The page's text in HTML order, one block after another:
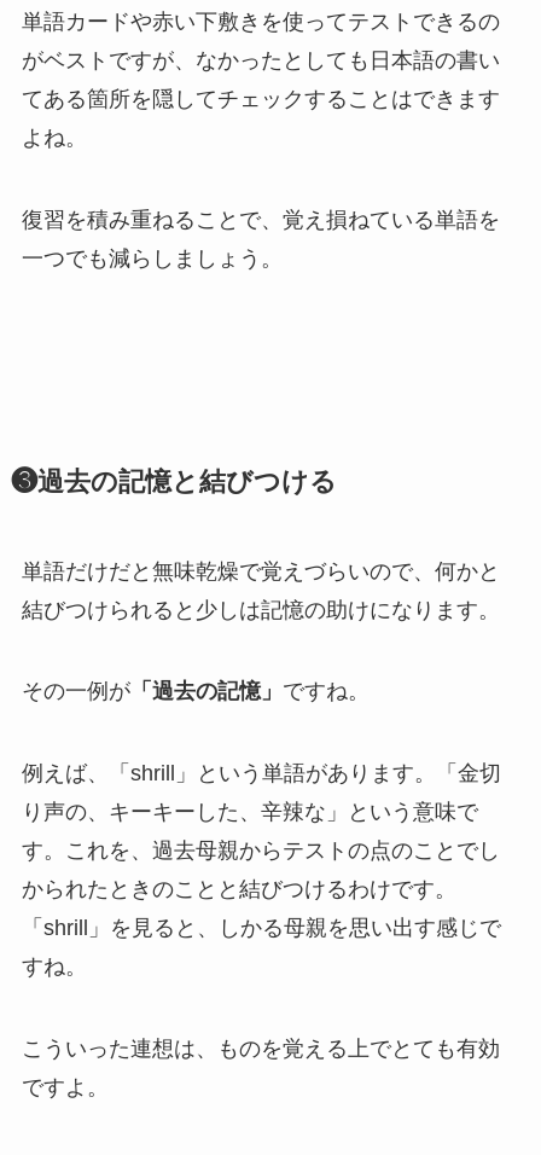
単語カードや赤い下敷きを使ってテストできるの
がベストですが、なかったとしても日本語の書い
てある箇所を隠してチェックすることはできます
よね。
復習を積み重ねることで、覚え損ねている単語を
一つでも減らしましょう。
❸過去の記憶と結びつける
単語だけだと無味乾燥で覚えづらいので、何かと
結びつけられると少しは記憶の助けになります。
その一例が「過去の記憶」 ですね。
例えば、「shrill」という単語があります。「金切
り声の、キーキーした、辛辣な」という意味で
す。
これを、過去母親からテストの点のことでし
かられたときのことと結びつけるわけです。
「shrill」を見ると、しかる母親を思い出す感じで
すね。
こういった連想は、ものを覚える上でとても有効
ですよ。